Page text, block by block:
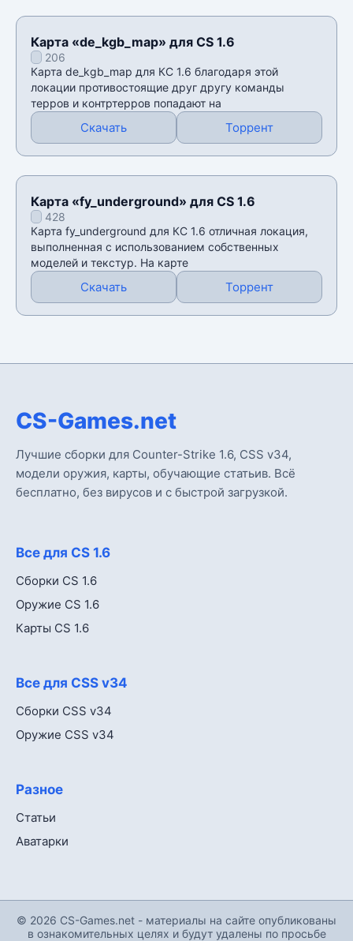
Карта «de_kgb_map» для CS 1.6
206
Карта de_kgb_map для КС 1.6 благодаря этой
локации противостоящие друг другу команды
терров и контртерров попадают на
Скачать Торрент
Карта «fy_underground» для CS 1.6
428
Карта fy_underground для КС 1.6 отличная локация,
выполненная с использованием собственных
моделей и текстур. На карте
Скачать Торрент
CS-Games.net
Лучшие сборки для Counter-Strike 1.6, CSS v34,
модели оружия, карты, обучающие статьив. Всё
бесплатно, без вирусов и с быстрой загрузкой.
Все для CS 1.6
Сборки CS 1.6
Оружие CS 1.6
Карты CS 1.6
Все для CSS v34
Сборки CSS v34
Оружие CSS v34
Разное
Статьи
Аватарки
© 2026 CS-Games.net - материалы на сайте опубликованы
в ознакомительных целях и будут удалены по просьбе